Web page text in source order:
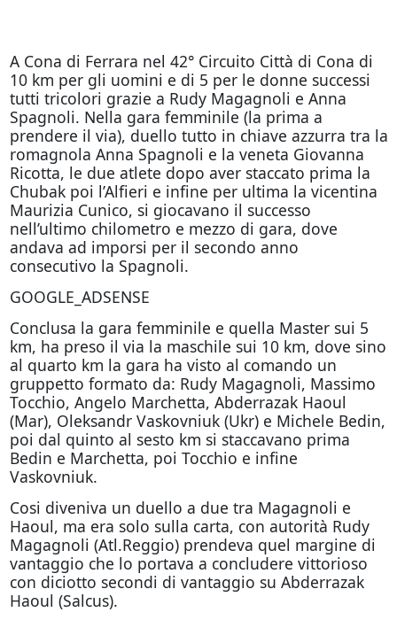
A Cona di Ferrara nel 42° Circuito Città di Cona di
10 km per gli uomini e di 5 per le donne successi
tutti tricolori grazie a Rudy Magagnoli e Anna
Spagnoli. Nella gara femminile (la prima a
prendere il via), duello tutto in chiave azzurra tra la
romagnola Anna Spagnoli e la veneta Giovanna
Ricotta, le due atlete dopo aver staccato prima la
Chubak poi l’Alfieri e infine per ultima la vicentina
Maurizia Cunico, si giocavano il successo
nell’ultimo chilometro e mezzo di gara, dove
andava ad imporsi per il secondo anno
consecutivo la Spagnoli.
GOOGLE_ADSENSE
Conclusa la gara femminile e quella Master sui 5
km, ha preso il via la maschile sui 10 km, dove sino
al quarto km la gara ha visto al comando un
gruppetto formato da: Rudy Magagnoli, Massimo
Tocchio, Angelo Marchetta, Abderrazak Haoul
(Mar), Oleksandr Vaskovniuk (Ukr) e Michele Bedin,
poi dal quinto al sesto km si staccavano prima
Bedin e Marchetta, poi Tocchio e infine
Vaskovniuk.
Cosi diveniva un duello a due tra Magagnoli e
Haoul, ma era solo sulla carta, con autorità Rudy
Magagnoli (Atl.Reggio) prendeva quel margine di
vantaggio che lo portava a concludere vittorioso
con diciotto secondi di vantaggio su Abderrazak
Haoul (Salcus).